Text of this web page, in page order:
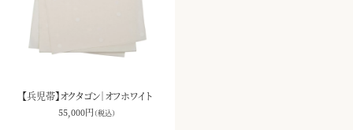
【兵児帯】オクタゴン｜オフホワイト
55,000円 （税込）